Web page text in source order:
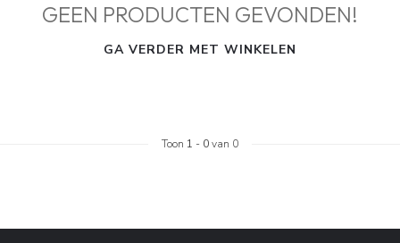
GEEN PRODUCTEN GEVONDEN!
GA VERDER MET WINKELEN
Toon 1 - 0van 0